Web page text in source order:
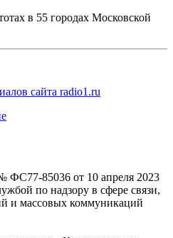
в 55 городах Московской
сайта radio1.ru
ФС77-85036 от 10 апреля 2023
по надзору в сфере связи,
и массовых коммуникаций